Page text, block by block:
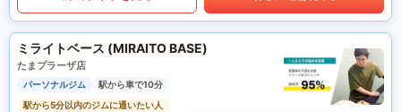
ミライトベース (MIRAITO BASE)
たまプラーザ店
パーソナルジム
駅から車で10分
駅から5分以内のジムに通いたい人